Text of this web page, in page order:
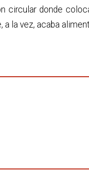
circular donde
la vez, acaba